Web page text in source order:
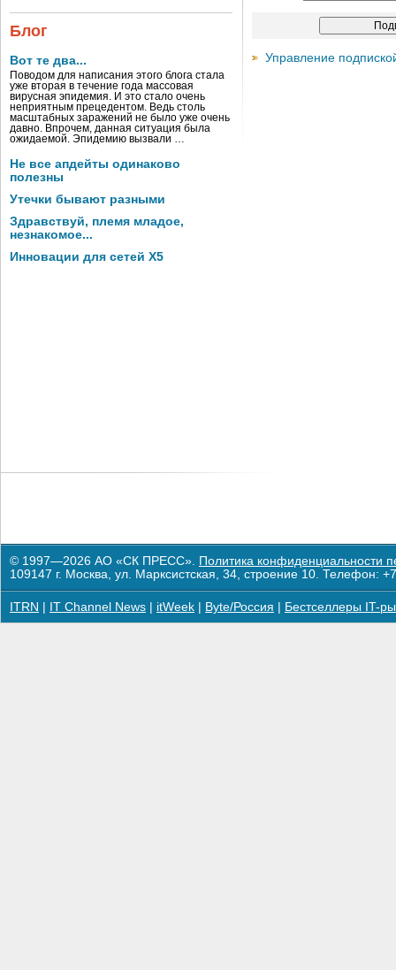
Блог
Вот те два...
Поводом для написания этого блога стала
уже вторая в течение года массовая
вирусная эпидемия. И это стало очень
неприятным прецедентом. Ведь столь
масштабных заражений не было уже очень
давно. Впрочем, данная ситуация была
ожидаемой. Эпидемию вызвали …
Не все апдейты одинаково
полезны
Утечки бывают разными
Здравствуй, племя младое,
незнакомое...
Инновации для сетей X5
Управление
© 1997—2026 АО «СК ПРЕСС». Политика конфиденциальности
109147 г. Москва, ул. Марксистская, 34, строение 10. Телефон:
ITRN IT Channel News itWeek Byte/Россия Бестселлеры IT-